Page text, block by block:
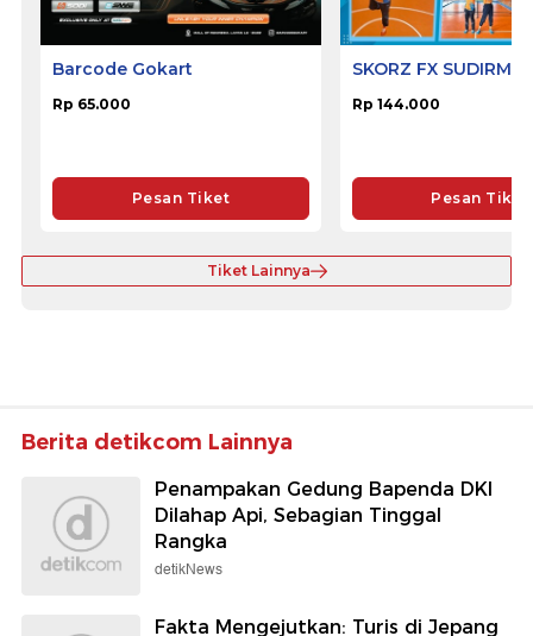
Barcode Gokart
Rp 65.000
Pesan Tiket
SKORZ FX
Rp 144.000
Pesan Tiket
Tiket Lainnya
Berita detikcom Lainnya
Penampakan Gedung Bapenda DKI
Dilahap Api, Sebagian Tinggal
Rangka
detikNews
Fakta Mengejutkan: Turis di Jepang